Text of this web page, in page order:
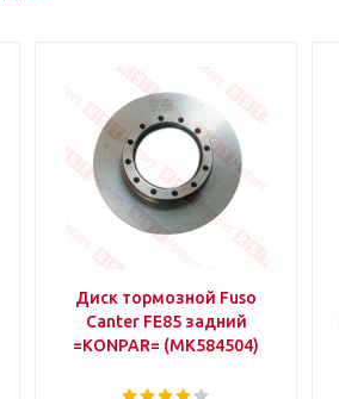
Диск тормозной Fuso
Canter FE85 задний
=KONPAR= (MK584504)